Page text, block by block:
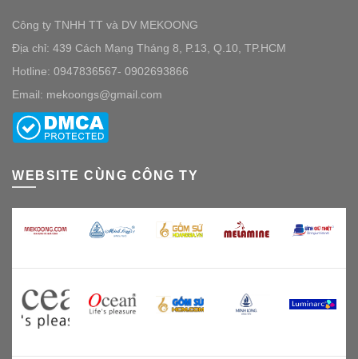
Công ty TNHH TT và DV MEKOONG
Địa chỉ: 439 Cách Mạng Tháng 8, P.13, Q.10, TP.HCM
Hotline: 0947836567- 0902693866
Email: mekoongs@gmail.com
WEBSITE CÙNG CÔNG TY